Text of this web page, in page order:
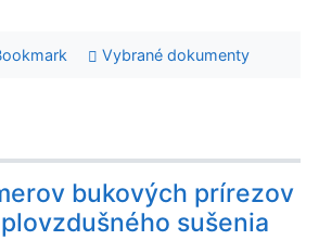
Vybrané dokumenty
bukových prírezov
sušenia